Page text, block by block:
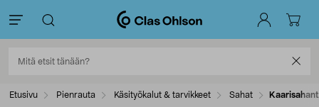
Etusivu Pienrauta Käsityökalut & tarvikkeet Sahat